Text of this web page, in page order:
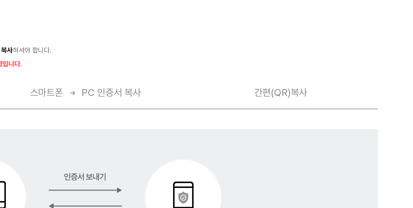
사하셔야 합니다.
입니다.
스마트폰 PC 인증서 복사 간편(QR)복사